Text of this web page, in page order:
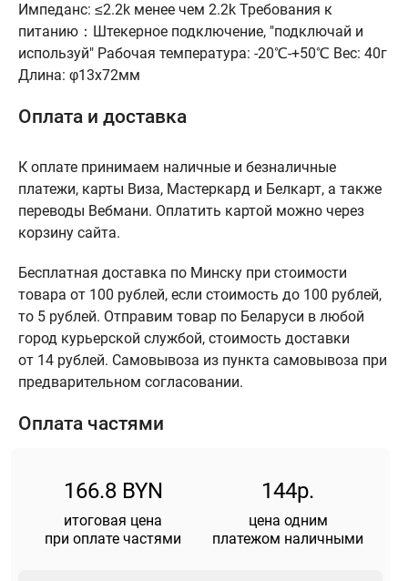
Импеданс: ≤2.2k менее чем 2.2k Требования к
питанию：Штекерное подключение, "подключай и
используй" Рабочая температура: -20℃-+50℃ Вес: 40г
Длина: φ13x72мм
Оплата и доставка
К оплате принимаем наличные и безналичные
платежи, карты Виза, Мастеркард и Белкарт, а также
переводы Вебмани. Оплатить картой можно через
корзину сайта.
Бесплатная доставка по Минску при стоимости
товара от 100 рублей, если стоимость до 100 рублей,
то 5 рублей. Отправим товар по Беларуси в любой
город курьерской службой, стоимость доставки
от 14 рублей. Самовывоза из пункта самовывоза при
предварительном согласовании.
Оплата частями
166.8 BYN
итоговая цена
при оплате частями
144р.
цена одним
платежом наличными